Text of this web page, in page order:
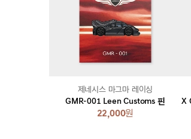
GMR-001 Leen Customs 핀
22,000원
제네시스 마그마 레이싱